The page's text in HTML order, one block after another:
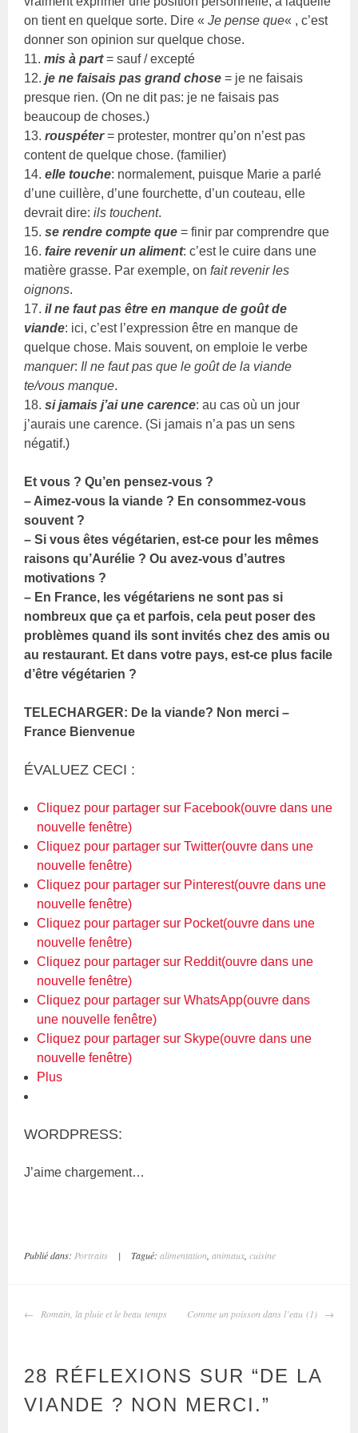
on tient en quelque sorte. Dire «Je pense que« , c’est
donner son opinion sur quelque chose.
11.mis à part= sauf / excepté
12.je ne faisais pas grand chose = je ne faisais
presque rien. (On ne dit pas: je ne faisais pas
beaucoup de choses.)
13.rouspéter= protester, montrer qu’on n’est pas
content de quelque chose. (familier)
14.elle touche: normalement, puisque Marie a parlé
d’une cuillère, d’une fourchette, d’un couteau, elle
devrait dire:ils touchent.
15.se rendre compte que = finir par comprendre que
16.faire revenir un aliment: c’est le cuire dans une
matière grasse. Par exemple, onfait revenir les
oignons.
17.il ne faut pas être en manque de goût de
viande: ici, c’est l’expression être en manque de
quelque chose. Mais souvent, on emploie le verbe
manquer: Il ne faut pas que le goût de la viande
te/vous manque.
18.si jamais j’ai une carence: au cas où un jour
j’aurais une carence. (Si jamais n’a pas un sens
négatif.)
Et vous ? Qu’en pensez-vous ?
– Aimez-vous la viande ? En consommez-vous
souvent ?
– Si vous êtes végétarien, est-ce pour les mêmes
raisons qu’Aurélie ? Ou avez-vous d’autres
motivations ?
– En France, les végétariens ne sont pas si
nombreux que ça et parfois, cela peut poser des
problèmes quand ils sont invités chez des amis ou
au restaurant. Et dans votre pays, est-ce plus facile
d’être végétarien ?
TELECHARGER: De la viande? Non merci –
France Bienvenue
ÉVALUEZ CECI :
Cliquez pour partager sur Facebook(ouvre dans une
nouvelle fenêtre)
Cliquez pour partager sur Twitter(ouvre dans une
nouvelle fenêtre)
Cliquez pour partager sur Pinterest(ouvre dans une
nouvelle fenêtre)
Cliquez pour partager sur Pocket(ouvre dans une
nouvelle fenêtre)
Cliquez pour partager sur Reddit(ouvre dans une
nouvelle fenêtre)
Cliquez pour partager sur WhatsApp(ouvre dans
une nouvelle fenêtre)
Cliquez pour partager sur Skype(ouvre dans une
nouvelle fenêtre)
Plus
WORDPRESS:
J’aime chargement…
Publié dans: Portraits | Tagué:alimentation ,animaux ,cuisine
NAVIGATION
Romain, la pluie et le beau temps Comme un poisson dans l’eau (1)
28 RÉFLEXIONS SUR “DE LA
VIANDE ? NON MERCI.”